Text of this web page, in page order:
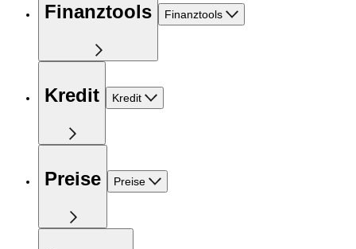
Finanztools Finanztools
Kredit Kredit
Preise Preise